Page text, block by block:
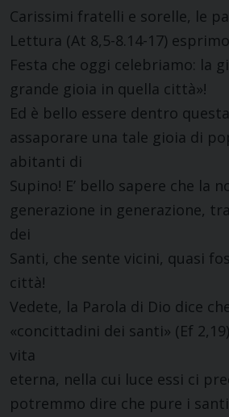
Carissimi fratelli e sorelle, le
Lettura (At 8,5-8.14-17)
Festa che oggi celebriamo: la
grande gioia in quella città»!
Ed è bello essere dentro
assaporare una tale gioia di
abitanti di
Supino! E’ bello sapere che la
generazione in generazione,
dei
Santi, che sente vicini, quasi
città!
Vedete, la Parola di Dio dice
«concittadini dei santi» (Ef
vita
eterna, nella cui luce essi ci
potremmo dire che pure i